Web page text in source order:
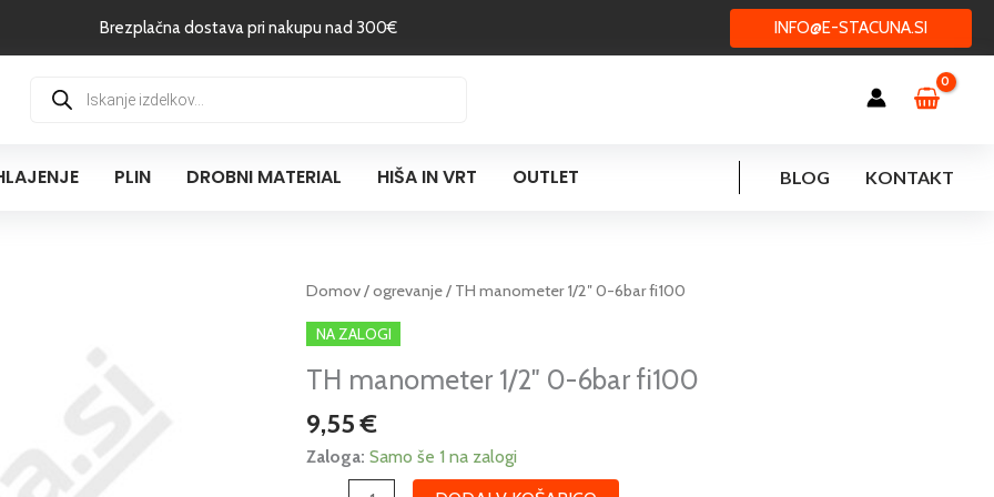
Brezplačna dostava pri nakupu nad 300€ INFO@E-STACUNA.SI
search
PLIN DROBNI MATERIAL HIŠA IN VRT OUTLET BLOG KONTAKT
Domov/ogrevanje/ TH manometer 1/2″ 0-6bar fi100
NA ZALOGI
TH manometer 1/2″ 0-6bar fi100
9,55€
Zaloga: Samo še 1 na zalogi
TH
manometer
1/2"
0-
fi100
količina